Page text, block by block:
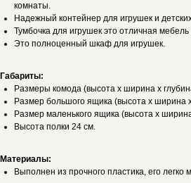
комнаты.
Надежный контейнер для игрушек и
Тумбочка для игрушек это отличная мебель
Это полноценный шкаф для игрушек.
Габариты:
Размеры комода (высота х ширина х
Размер большого ящика (высота х ширина
Размер маленького ящика (высота х
Высота полки 24 см.
Материалы:
Выполнен из прочного пластика, его легко